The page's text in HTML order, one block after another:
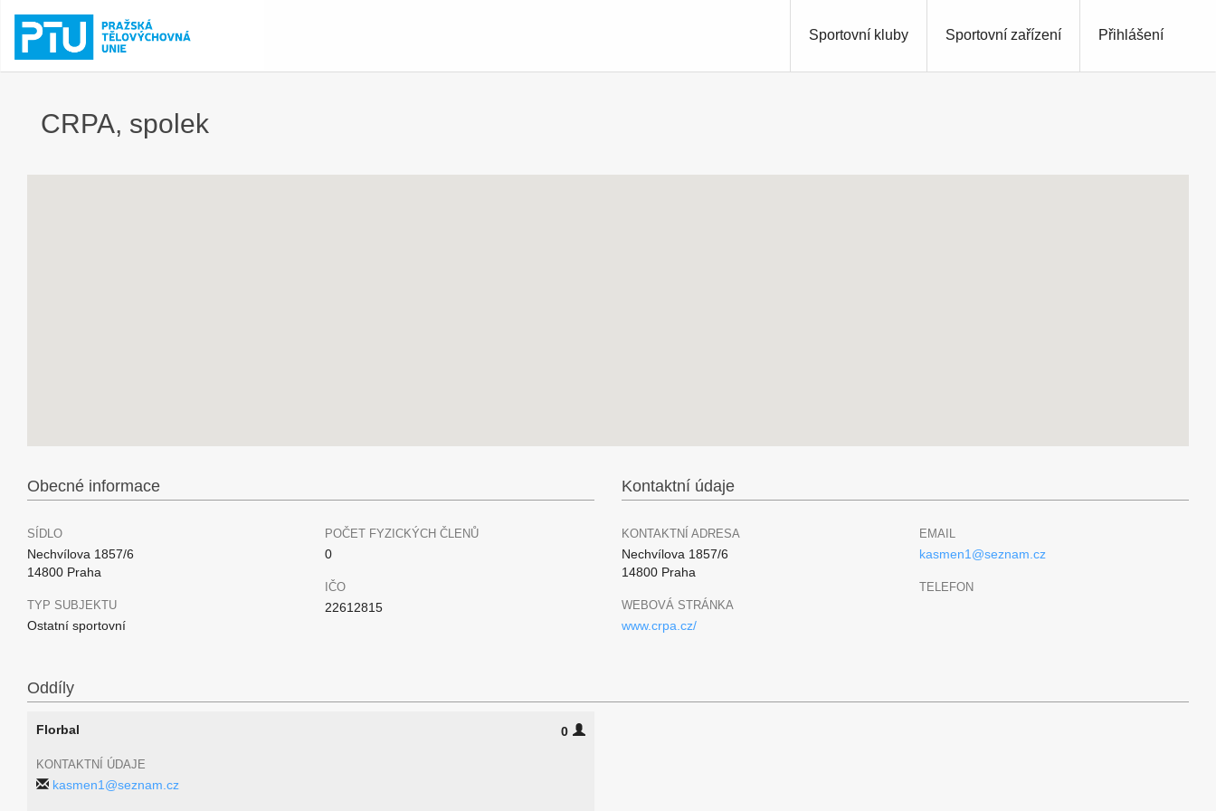
Přihlášení
Sportovní kluby Sportovní zařízení
CRPA, spolek
Obecné informace
SÍDLO
Nechvílova 1857/6
14800 Praha
TYP SUBJEKTU
Ostatní sportovní
POČET FYZICKÝCH ČLENŮ
0
IČO
22612815
Kontaktní údaje
KONTAKTNÍ ADRESA
Nechvílova 1857/6
14800 Praha
WEBOVÁ STRÁNKA
www.crpa.cz/
EMAIL
kasmen1@seznam.cz
TELEFON
Oddíly
Florbal 0
KONTAKTNÍ ÚDAJE
kasmen1@seznam.cz